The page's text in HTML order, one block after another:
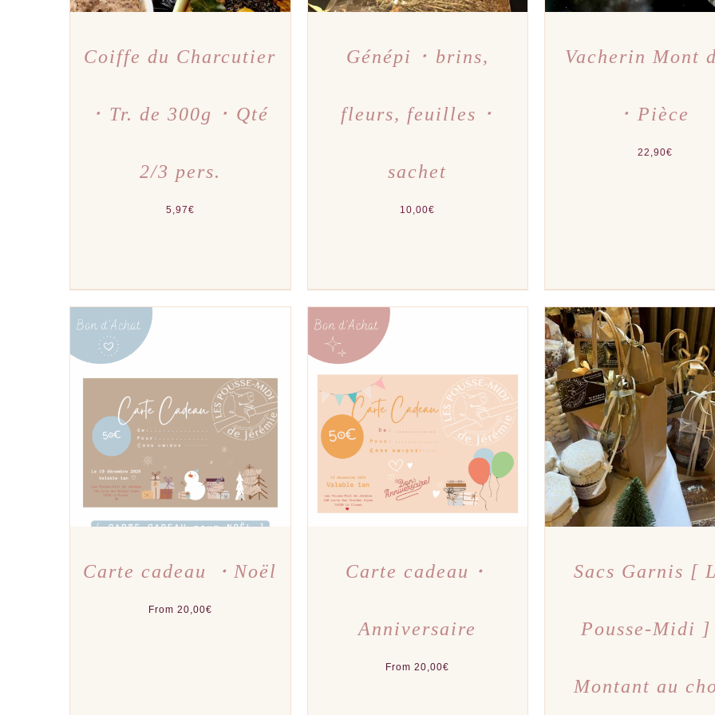
Coiffe du Charcutier
･ Tr. de 300g ･ Qté
2/3 pers.
5,97€
Génépi ･ brins,
fleurs, feuilles ･
sachet
10,00€
Vacherin Mont
･ Pièce
22,90€
CHOIX DES OPTIONS
CE
PRODUIT
A
PLUSIEURS
VARIATIONS.
OPTIONS
PEUVENT
ÊTRE
SUR
PRODUIT
/ APERÇU
Carte cadeau ・Noël
From 20,00€
CHOIX DES OPTIONS
CE
PRODUIT
A
PLUSIEURS
VARIATIONS.
OPTIONS
PEUVENT
ÊTRE
PRODUIT
/ APERÇU
Carte cadeau・
Anniversaire
From 20,00€
CHOIX DES OPTIONS CE
A
LES
ÊTRE
SUR
/
Sacs Garnis [
Pousse-Midi ]
Montant au